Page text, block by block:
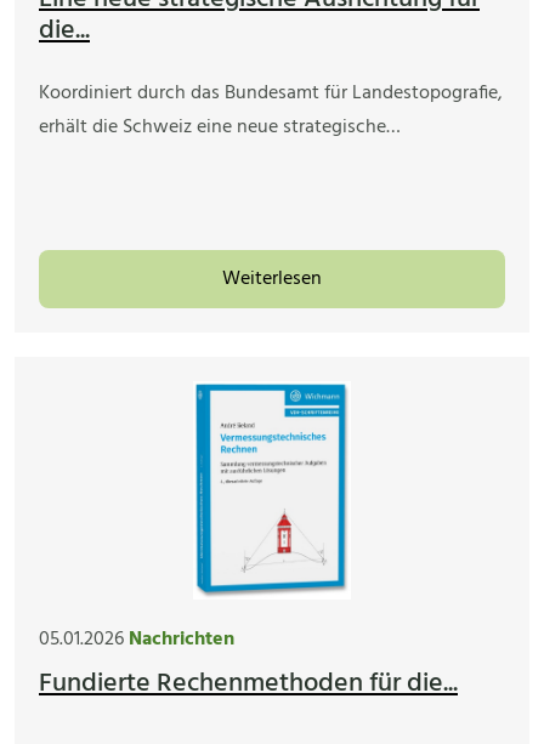
die...
Koordiniert durch das Bundesamt für Landestopografie,
erhält die Schweiz eine neue strategische…
Weiterlesen
05.01.2026Nachrichten
Fundierte Rechenmethoden für die...